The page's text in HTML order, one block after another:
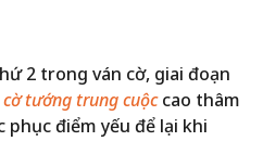
2 trong ván cờ, giai đoạn
tướng trung cuộccao thâm
phục điểm yếu để lại khi